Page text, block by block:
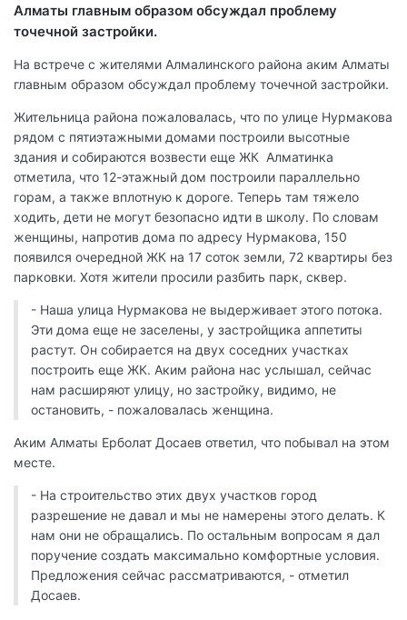
Алматы главным образом обсуждал проблему
точечной застройки.
На встрече с жителями Алмалинского района аким Алматы
главным образом обсуждал проблему точечной застройки.
Жительница района пожаловалась, что по улице Нурмакова
рядом с пятиэтажными домами построили высотные
здания и собираются возвести еще ЖК Алматинка
отметила, что 12-этажный дом построили параллельно
горам, а также вплотную к дороге. Теперь там тяжело
ходить, дети не могут безопасно идти в школу. По словам
женщины, напротив дома по адресу Нурмакова, 150
появился очередной ЖК на 17 соток земли, 72 квартиры без
парковки. Хотя жители просили разбить парк, сквер.
- Наша улица Нурмакова не выдерживает этого потока.
Эти дома еще не заселены, у застройщика аппетиты
растут. Он собирается на двух соседних участках
построить еще ЖК. Аким района нас услышал, сейчас
нам расширяют улицу, но застройку, видимо, не
остановить, - пожаловалась женщина.
Аким Алматы Ерболат Досаев ответил, что побывал на этом
месте.
- На строительство этих двух участков город
разрешение не давал и мы не намерены этого делать. К
нам они не обращались. По остальным вопросам я дал
поручение создать максимально комфортные условия.
Предложения сейчас рассматриваются, - отметил
Досаев.